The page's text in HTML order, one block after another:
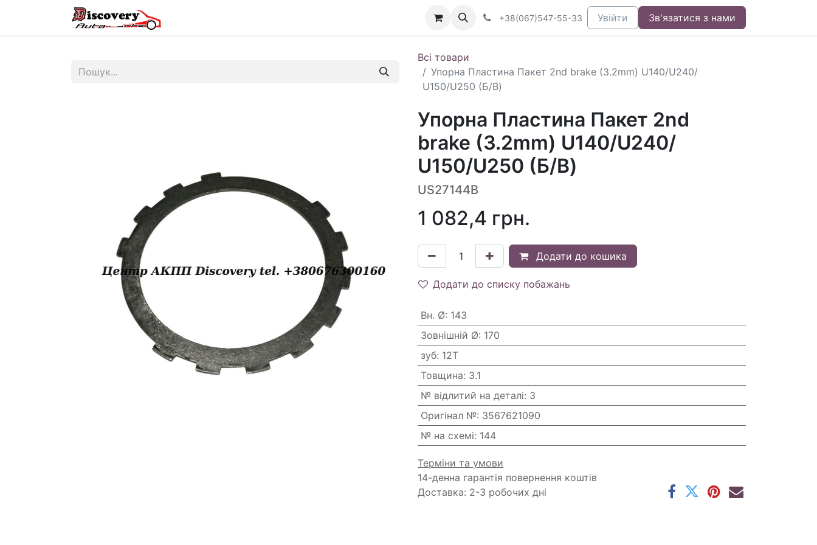
+38(067)547-55-33 Увійти Зв'язатися з нами
Всі товари
Упорна Пластина Пакет 2nd brake (3.2mm) U140/U240/
U150/U250 (Б/В)
Упорна Пластина Пакет 2nd
brake (3.2mm) U140/U240/
U150/U250 (Б/В)
US27144B
1 082,4 грн.
Додати до кошика
Додати до списку побажань
Вн. Ø: 143
Зовнішній Ø: 170
зуб: 12T
Товщина: 3.1
№ відлитий на деталі: 3
Оригінал №: 3567621090
№ на схемі: 144
Терміни та умови
14-денна гарантія повернення коштів
Доставка: 2-3 робочих дні